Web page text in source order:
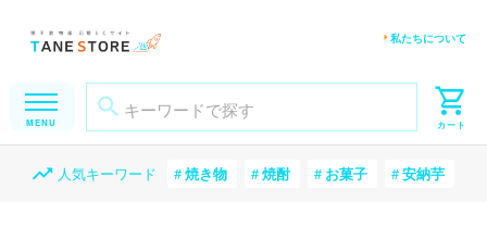
私たちについて
人気キーワード 焼き物 焼酎 お菓子 安納芋